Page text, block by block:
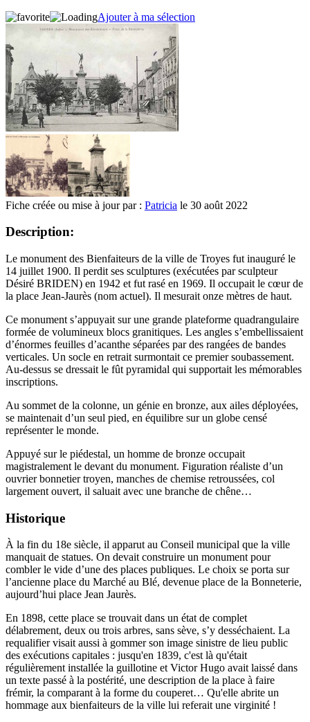
Ajouter à ma sélection
Fiche créée ou mise à jour par : Patricia le 30 août 2022
Description:
Le monument des Bienfaiteurs de la ville de Troyes fut inauguré le
14 juillet 1900. Il perdit ses sculptures (exécutées par sculpteur
Désiré BRIDEN) en 1942 et fut rasé en 1969. Il occupait le cœur de
la place Jean-Jaurès (nom actuel). Il mesurait onze mètres de haut.
Ce monument s’appuyait sur une grande plateforme quadrangulaire
formée de volumineux blocs granitiques. Les angles s’embellissaient
d’énormes feuilles d’acanthe séparées par des rangées de bandes
verticales. Un socle en retrait surmontait ce premier soubassement.
Au-dessus se dressait le fût pyramidal qui supportait les mémorables
inscriptions.
Au sommet de la colonne, un génie en bronze, aux ailes déployées,
se maintenait d’un seul pied, en équilibre sur un globe censé
représenter le monde.
Appuyé sur le piédestal, un homme de bronze occupait
magistralement le devant du monument. Figuration réaliste d’un
ouvrier bonnetier troyen, manches de chemise retroussées, col
largement ouvert, il saluait avec une branche de chêne…
Historique
À la fin du 18e siècle, il apparut au Conseil municipal que la ville
manquait de statues. On devait construire un monument pour
combler le vide d’une des places publiques. Le choix se porta sur
l’ancienne place du Marché au Blé, devenue place de la Bonneterie,
aujourd’hui place Jean Jaurès.
En 1898, cette place se trouvait dans un état de complet
délabrement, deux ou trois arbres, sans sève, s’y desséchaient. La
requalifier visait aussi à gommer son image sinistre de lieu public
des exécutions capitales : jusqu'en 1839, c'est là qu'était
régulièrement installée la guillotine et Victor Hugo avait laissé dans
un texte passé à la postérité, une description de la place à faire
frémir, la comparant à la forme du couperet… Qu'elle abrite un
hommage aux bienfaiteurs de la ville lui referait une virginité !